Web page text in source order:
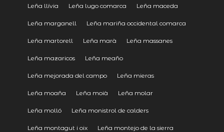
Leña llívia Leña lugo comarca Leña maceda
Leña marganell Leña mariña occidental comarca
Leña martorell Leña marà Leña massanes
Leña mazaricos Leña meaño
Leña mejorada del campo Leña mieras
Leña moaña Leña moià Leña molar
Leña molló Leña monistrol de calders
Leña montagut i oix Leña montejo de la sierra